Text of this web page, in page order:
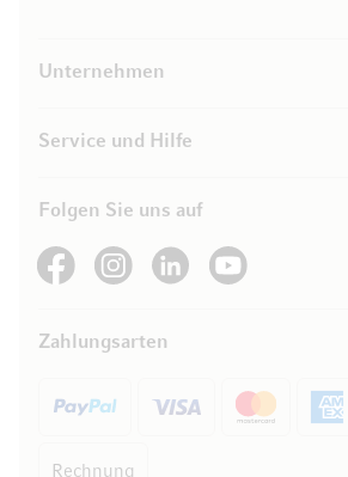
Unternehmen
Service und Hilfe
Folgen Sie uns auf
See our FacebookSee our Instagram account
See our LinkedInSee our YouTube channel
Zahlungsarten
Rechnung